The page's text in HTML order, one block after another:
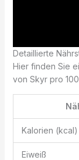
Detaillierte
Hier finden Sie
von Skyr pro 100
Kalorien (kcal)
Eiweiß